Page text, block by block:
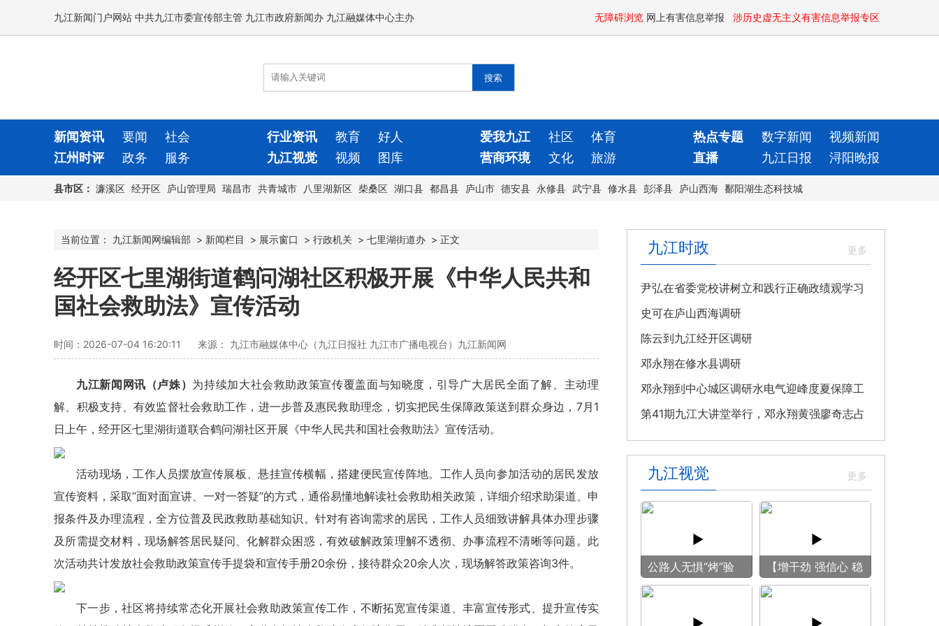
九江新闻门户网站 中共九江市委宣传部主管 九江市政府新闻办 九江融媒体中心主办 无障碍浏览 网上有害信息举报 涉历史虚无主义有害信息举报专区
新闻资讯 要闻 社会 行业资讯 教育 好人 爱我九江 社区 体育 热点专题 数字新闻
视频新闻
江州时评
政务 服务 九江视觉 视频 图库 营商环境 文化 旅游 直播 九江日报 浔阳晚报
县市区： 濂溪区 经开区 庐山管理局 瑞昌市 共青城市 八里湖新区 柴桑区 湖口县 都昌县 庐山市 德安县 永修县 武宁县 修水县 彭泽县 庐山西海 鄱阳湖生态科技城
当前位置： 九江新闻网编辑部 > 新闻栏目 > 展示窗口 > 行政机关 > 七里湖街道办 > 正文
经开区七里湖街道鹤问湖社区积极开展《中华人民共和
国社会救助法》宣传活动
时间：2026-07-04 16:20:11 来源： 九江市融媒体中心（九江日报社 九江市广播电视台）九江新闻网
九江新闻网讯 （卢姝） 为持续加大社会救助政策宣传覆盖面与知晓度，引导广大居民全面了解、主动理
解、积极支持、有效监督社会救助工作，进一步普及惠民救助理念，切实把民生保障政策送到群众身边，7月1
日上午，经开区七里湖街道联合鹤问湖社区开展《中华人民共和国社会救助法》宣传活动。
活动现场，工作人员摆放宣传展板、悬挂宣传横幅，搭建便民宣传阵地。工作人员向参加活动的居民发放
宣传资料，采取“面对面宣讲、一对一答疑”的方式，通俗易懂地解读社会救助相关政策，详细介绍求助渠道、申
报条件及办理流程，全方位普及民政救助基础知识。针对有咨询需求的居民，工作人员细致讲解具体办理步骤
及所需提交材料，现场解答居民疑问、化解群众困惑，有效破解政策理解不透彻、办事流程不清晰等问题。此
次活动共计发放社会救助政策宣传手提袋和宣传手册20余份，接待群众20余人次，现场解答政策咨询3件。
下一步，社区将持续常态化开展社会救助政策宣传工作，不断拓宽宣传渠道、丰富宣传形式、提升宣传实
九江时政
尹弘在省委党校讲树立和践行正确政绩观学习
教育专题党课
史可在庐山西海调研
陈云到九江经开区调研
邓永翔在修水县调研
邓永翔到中心城区调研水电气迎峰度夏保障工
作
第41期九江大讲堂举行，邓永翔黄强廖奇志占
勇出席
九江视觉
公路人无惧“烤”验
守护畅安旅途
【增干劲 强信心 稳
预期】赏古风游